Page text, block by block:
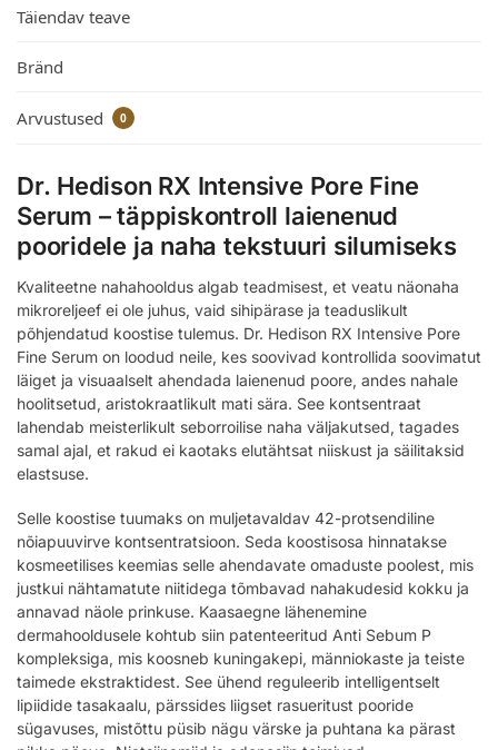
Täiendav teave
Bränd
Arvustused 0
Dr. Hedison RX Intensive Pore Fine
Serum – täppiskontroll laienenud
pooridele ja naha tekstuuri silumiseks
Kvaliteetne nahahooldus algab teadmisest, et veatu näonaha
mikroreljeef ei ole juhus, vaid sihipärase ja teaduslikult
põhjendatud koostise tulemus. Dr. Hedison RX Intensive Pore
Fine Serum on loodud neile, kes soovivad kontrollida soovimatut
läiget ja visuaalselt ahendada laienenud poore, andes nahale
hoolitsetud, aristokraatlikult mati sära. See kontsentraat
lahendab meisterlikult seborroilise naha väljakutsed, tagades
samal ajal, et rakud ei kaotaks elutähtsat niiskust ja säilitaksid
elastsuse.
Selle koostise tuumaks on muljetavaldav 42-protsendiline
nõiapuuvirve kontsentratsioon. Seda koostisosa hinnatakse
kosmeetilises keemias selle ahendavate omaduste poolest, mis
justkui nähtamatute niitidega tõmbavad nahakudesid kokku ja
annavad näole prinkuse. Kaasaegne lähenemine
dermahooldusele kohtub siin patenteeritud Anti Sebum P
kompleksiga, mis koosneb kuningakepi, männiokaste ja teiste
taimede ekstraktidest. See ühend reguleerib intelligentselt
lipiidide tasakaalu, pärssides liigset rasueritust pooride
sügavuses, mistõttu püsib nägu värske ja puhtana ka pärast